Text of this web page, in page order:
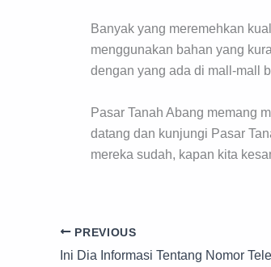
Banyak yang meremehkan
menggunakan bahan yang
dengan yang ada di mall-mall
Pasar Tanah Abang memang
datang dan kunjungi Pasar
mereka sudah, kapan kita
PREVIOUS